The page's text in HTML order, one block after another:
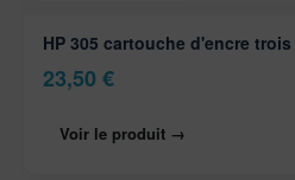
HP 305 cartouche d'encre
23,50 €
Voir le produit →